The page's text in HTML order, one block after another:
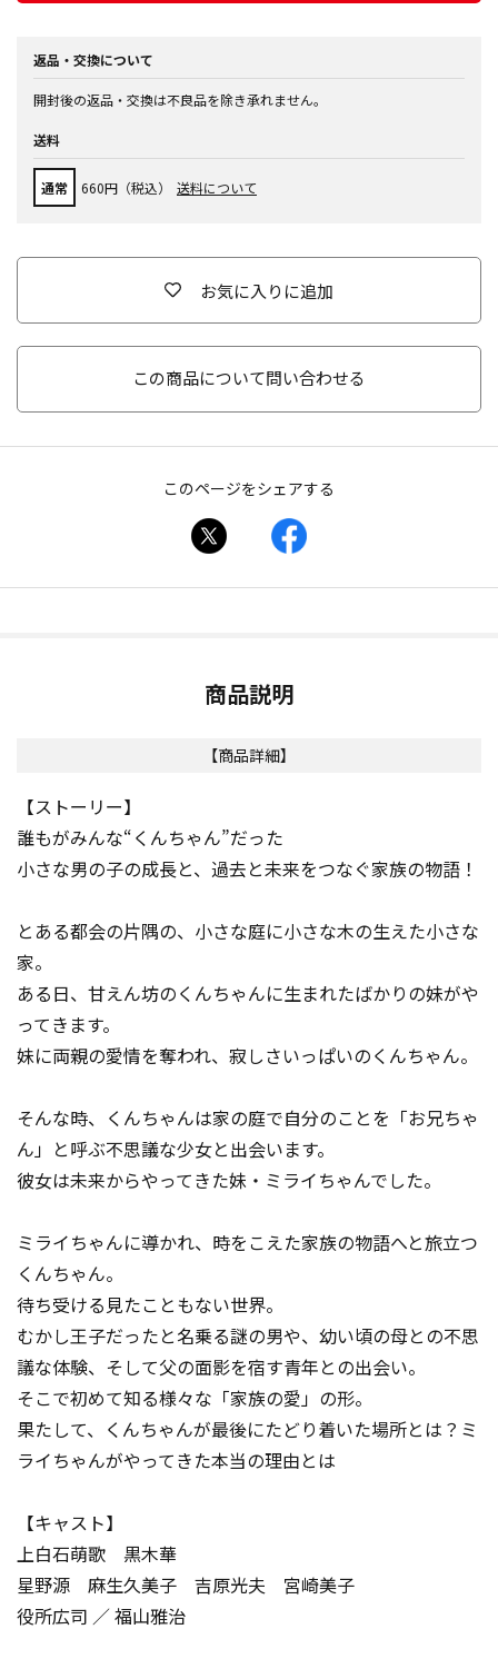
返品・交換について
開封後の返品・交換は不良品を除き承れません。
送料
通常 660円（税込） 送料について
お気に入りに追加
この商品について問い合わせる
このページをシェアする
商品説明
【商品詳細】
【ストーリー】
誰もがみんな“くんちゃん”だった――
小さな男の子の成長と、過去と未来をつなぐ家族の物語！
とある都会の片隅の、小さな庭に小さな木の生えた小さな
家。
ある日、甘えん坊のくんちゃんに生まれたばかりの妹がや
ってきます。
妹に両親の愛情を奪われ、寂しさいっぱいのくんちゃん――。
そんな時、くんちゃんは家の庭で自分のことを「お兄ちゃ
ん」と呼ぶ不思議な少女と出会います。
彼女は未来からやってきた妹・ミライちゃんでした。
ミライちゃんに導かれ、時をこえた家族の物語へと旅立つ
くんちゃん。
待ち受ける見たこともない世界。
むかし王子だったと名乗る謎の男や、幼い頃の母との不思
議な体験、そして父の面影を宿す青年との出会い。
そこで初めて知る様々な「家族の愛」の形。
果たして、くんちゃんが最後にたどり着いた場所とは？ミ
ライちゃんがやってきた本当の理由とは――
【キャスト】
上白石萌歌 黒木華
星野源 麻生久美子 吉原光夫 宮崎美子
役所広司 ／ 福山雅治